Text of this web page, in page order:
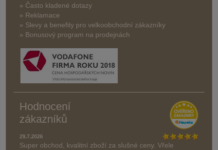
» Často kladené dotazy
» Reklamace
» Slevy a benefity pro velkoobchodní zákazníky
» Bonusový program na prodejnách
Hodnocení
zákazníků
29.7.2026
Super obchod, kvalitní zboží za slušné ceny. Vřele